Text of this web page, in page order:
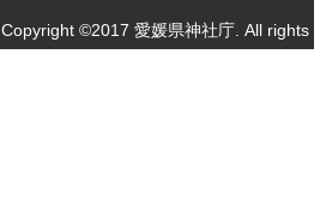
Copyright ©2017 愛媛県神社庁. All rights